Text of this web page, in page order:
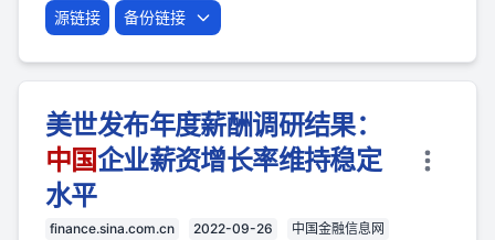
源链接 备份链接
美世发布年度薪酬调研结果：
中国企业薪资增长率维持稳定
水平
finance.sina.com.cn 2022-09-26
中国金融信息网